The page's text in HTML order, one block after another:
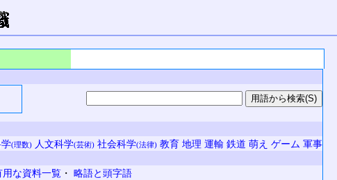
学(理数) 人文科学(芸術) 社会科学(法律) 教育 地理 運輸 鉄道 萌え ゲーム 軍事
用な資料一覧 ・ 略語と頭字語